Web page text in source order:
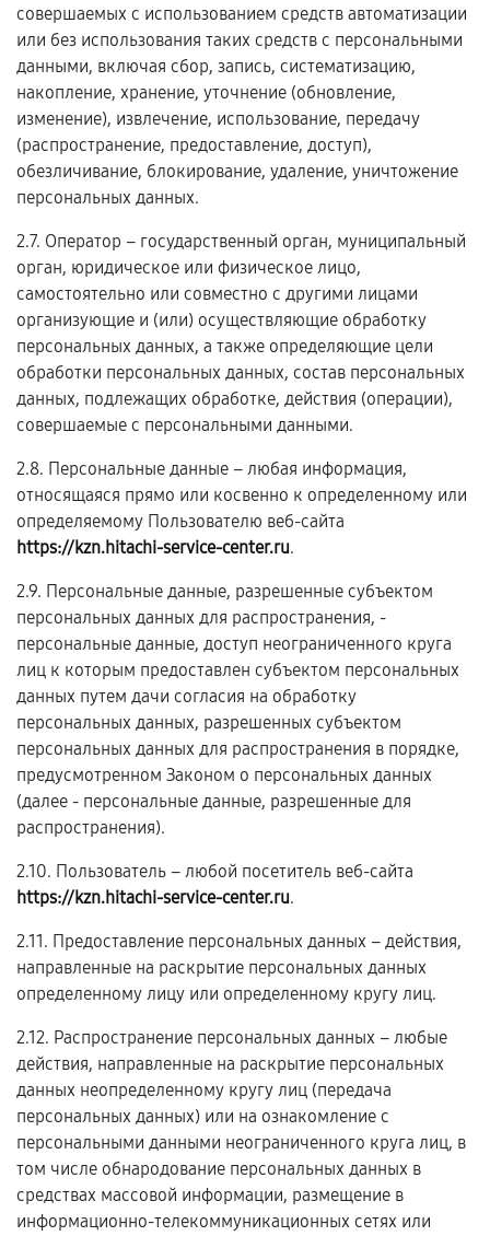
совершаемых с использованием средств автоматизации
или без использования таких средств с персональными
данными, включая сбор, запись, систематизацию,
накопление, хранение, уточнение (обновление,
изменение), извлечение, использование, передачу
(распространение, предоставление, доступ),
обезличивание, блокирование, удаление, уничтожение
персональных данных.
2.7. Оператор – государственный орган, муниципальный
орган, юридическое или физическое лицо,
самостоятельно или совместно с другими лицами
организующие и (или) осуществляющие обработку
персональных данных, а также определяющие цели
обработки персональных данных, состав персональных
данных, подлежащих обработке, действия (операции),
совершаемые с персональными данными.
2.8. Персональные данные – любая информация,
относящаяся прямо или косвенно к определенному или
определяемому Пользователю веб-сайта
https://kzn.hitachi-service-center.ru.
2.9. Персональные данные, разрешенные субъектом
персональных данных для распространения, -
персональные данные, доступ неограниченного круга
лиц к которым предоставлен субъектом персональных
данных путем дачи согласия на обработку
персональных данных, разрешенных субъектом
персональных данных для распространения в порядке,
предусмотренном Законом о персональных данных
(далее - персональные данные, разрешенные для
распространения).
2.10. Пользователь – любой посетитель веб-сайта
https://kzn.hitachi-service-center.ru.
2.11. Предоставление персональных данных – действия,
направленные на раскрытие персональных данных
определенному лицу или определенному кругу лиц.
2.12. Распространение персональных данных – любые
действия, направленные на раскрытие персональных
данных неопределенному кругу лиц (передача
персональных данных) или на ознакомление с
персональными данными неограниченного круга лиц, в
том числе обнародование персональных данных в
средствах массовой информации, размещение в
информационно-телекоммуникационных сетях или